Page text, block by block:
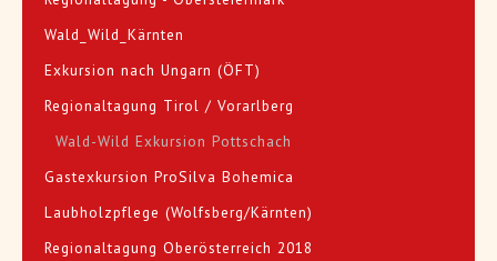
Wald_Wild_Kärnten
Exkursion nach Ungarn (ÖFT)
Regionaltagung Tirol / Vorarlberg
Wald-Wild Exkursion Pottschach
Gastexkursion ProSilva Bohemica
Laubholzpflege (Wolfsberg/Kärnten)
Regionaltagung Oberösterreich 2018